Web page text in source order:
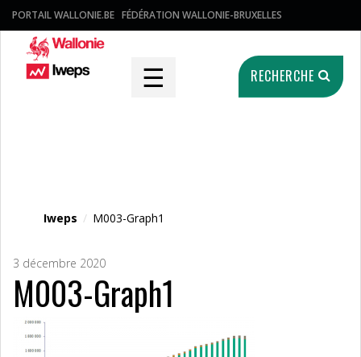
PORTAIL WALLONIE.BE FÉDÉRATION WALLONIE-BRUXELLES
☰ RECHERCHE
Iweps / M003-Graph1
3 décembre 2020
M003-Graph1